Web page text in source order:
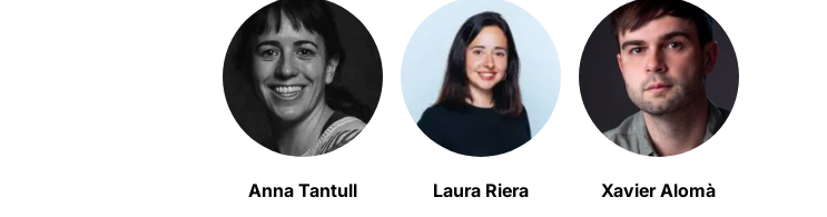
Anna Tantull Laura Riera Xavier Alomà